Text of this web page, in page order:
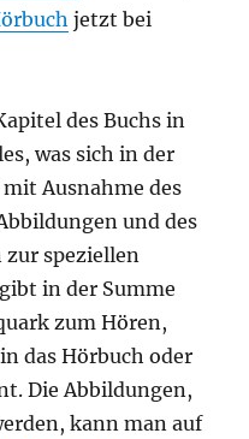
jetzt bei
des Buchs in
was sich in der
Ausnahme des
und des
speziellen
in der Summe
zum Hören,
das Hörbuch oder
Die Abbildungen,
kann man auf